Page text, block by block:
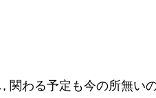
わる予定も今の所無い